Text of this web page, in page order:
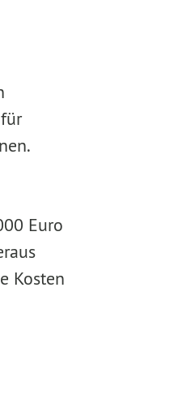
Euro
Kosten